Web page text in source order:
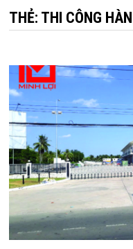
THẺ: THI CÔNG